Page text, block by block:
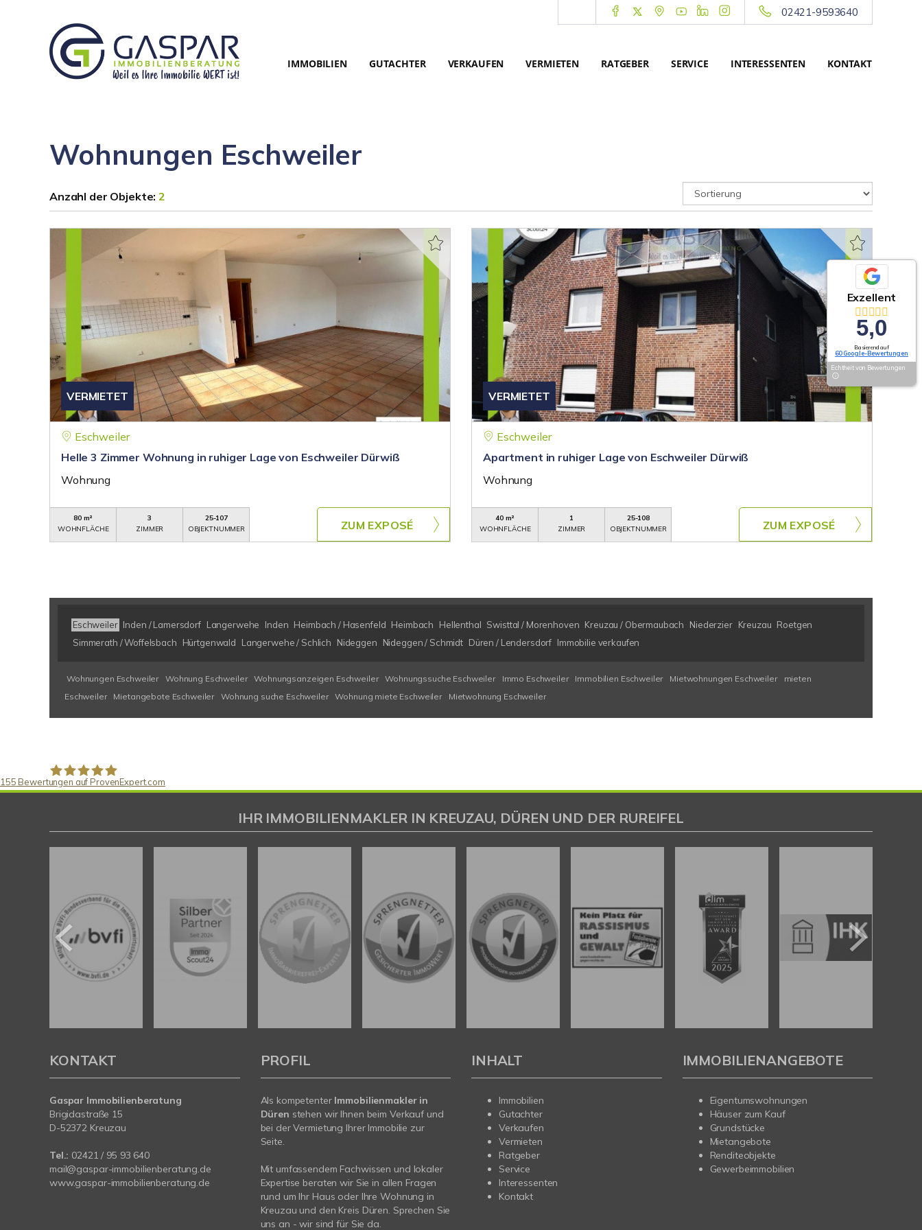
02421-9593640
IMMOBILIEN GUTACHTER VERKAUFEN VERMIETEN RATGEBER SERVICE INTERESSENTEN KONTAKT
Wohnungen Eschweiler
Anzahl der Objekte:2
VERMIETET
Eschweiler
Helle 3 Zimmer Wohnung in ruhiger Lage von Eschweiler Dürwiß
Wohnung
80 m²
WOHNFLÄCHE
3
ZIMMER
25-107
OBJEKTNUMMER
ZUM EXPOSÉ
VERMIETET
Eschweiler
Apartment in ruhiger Lage von Eschweiler Dürwiß
Wohnung
40 m²
WOHNFLÄCHE
1
ZIMMER
25-108
OBJEKTNUMMER
ZUM EXPOSÉ
Eschweiler Inden / Lamersdorf Langerwehe Inden Heimbach / Hasenfeld Heimbach Hellenthal Swisttal / Morenhoven Kreuzau / Obermaubach Niederzier Kreuzau Roetgen
Simmerath / Woffelsbach
Hürtgenwald Langerwehe / Schlich Nideggen Nideggen / Schmidt Düren / Lendersdorf Immobilie verkaufen
Wohnungen Eschweiler Wohnung Eschweiler Wohnungsanzeigen Eschweiler Wohnungssuche Eschweiler Immo Eschweiler Immobilien Eschweiler Mietwohnungen Eschweiler
mieten
Eschweiler
Mietangebote Eschweiler Wohnung suche Eschweiler Wohnung miete Eschweiler Mietwohnung Eschweiler
Exzellent
5,0
Basierend auf
60 Google-Bewertungen
Echtheit von Bewertungen
155 Bewertungen auf ProvenExpert.com
IHR IMMOBILIENMAKLER IN KREUZAU, DÜREN UND DER RUREIFEL
KONTAKT
Gaspar Immobilienberatung
Brigidastraße 15
D-52372 Kreuzau
Tel.: 02421 / 95 93 640
mail@gaspar-immobilienberatung.de
www.gaspar-immobilienberatung.de
PROFIL
Als kompetenter Immobilienmakler in
Düren stehen wir Ihnen beim Verkauf und
bei der Vermietung Ihrer Immobilie zur
Seite.
Mit umfassendem Fachwissen und lokaler
Expertise beraten wir Sie in allen Fragen
rund um Ihr Haus oder Ihre Wohnung in
Kreuzau und den Kreis Düren. Sprechen Sie
uns an - wir sind für Sie da.
INHALT
Immobilien
Gutachter
Verkaufen
Vermieten
Ratgeber
Service
Interessenten
Kontakt
IMMOBILIENANGEBOTE
Eigentumswohnungen
Häuser zum Kauf
Grundstücke
Mietangebote
Renditeobjekte
Gewerbeimmobilien